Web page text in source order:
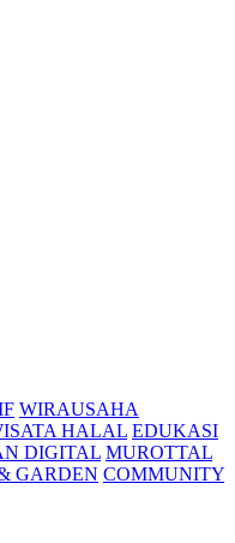
WIRAUSAHA
HALAL EDUKASI
DIGITAL MUROTTAL
GARDEN COMMUNITY